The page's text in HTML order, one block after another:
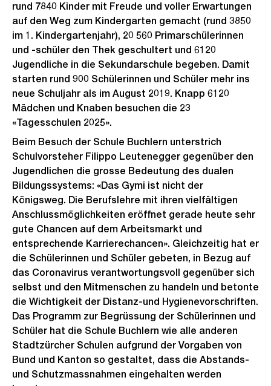
rund 7840 Kinder mit Freude und voller Erwartungen
auf den Weg zum Kindergarten gemacht (rund 3850
im 1. Kindergartenjahr), 20 560 Primarschülerinnen
und -schüler den Thek geschultert und 6120
Jugendliche in die Sekundarschule begeben. Damit
starten rund 900 Schülerinnen und Schüler mehr ins
neue Schuljahr als im August 2019. Knapp 6120
Mädchen und Knaben besuchen die 23
«Tagesschulen 2025».
Beim Besuch der Schule Buchlern unterstrich
Schulvorsteher Filippo Leutenegger gegenüber den
Jugendlichen die grosse Bedeutung des dualen
Bildungssystems: «Das Gymi ist nicht der
Königsweg. Die Berufslehre mit ihren vielfältigen
Anschlussmöglichkeiten eröffnet gerade heute sehr
gute Chancen auf dem Arbeitsmarkt und
entsprechende Karrierechancen». Gleichzeitig hat er
die Schülerinnen und Schüler gebeten, in Bezug auf
das Coronavirus verantwortungsvoll gegenüber sich
selbst und den Mitmenschen zu handeln und betonte
die Wichtigkeit der Distanz-und Hygienevorschriften.
Das Programm zur Begrüssung der Schülerinnen und
Schüler hat die Schule Buchlern wie alle anderen
Stadtzürcher Schulen aufgrund der Vorgaben von
Bund und Kanton so gestaltet, dass die Abstands-
und Schutzmassnahmen eingehalten werden